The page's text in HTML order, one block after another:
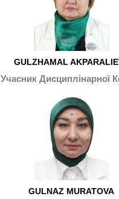
GULZHAMAL
Учасник Дисциплінарної
GULNAZ MURATOVA